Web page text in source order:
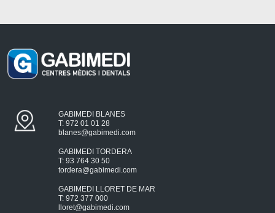
GABIMEDI BLANES
T: 972 01 01 28
blanes@gabimedi.com
GABIMEDI TORDERA
T: 93 764 30 50
tordera@gabimedi.com
GABIMEDI LLORET DE MAR
T: 972 377 000
lloret@gabimedi.com